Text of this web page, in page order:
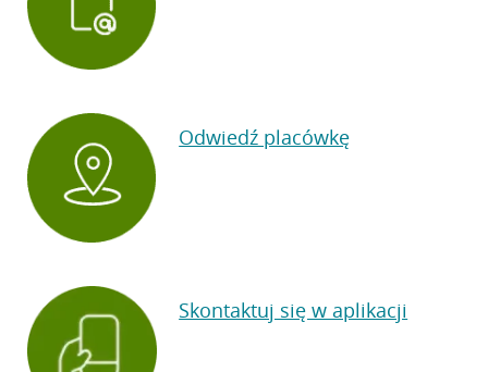
Odwiedź placówkę
Skontaktuj się w aplikacji